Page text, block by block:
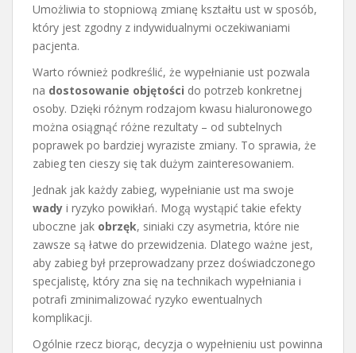
Umożliwia to stopniową zmianę kształtu ust w sposób,
który jest zgodny z indywidualnymi oczekiwaniami
pacjenta.
Warto również podkreślić, że wypełnianie ust pozwala
na dostosowanie objętości do potrzeb konkretnej
osoby. Dzięki różnym rodzajom kwasu hialuronowego
można osiągnąć różne rezultaty – od subtelnych
poprawek po bardziej wyraziste zmiany. To sprawia, że
zabieg ten cieszy się tak dużym zainteresowaniem.
Jednak jak każdy zabieg, wypełnianie ust ma swoje
wady i ryzyko powikłań. Mogą wystąpić takie efekty
uboczne jak obrzęk, siniaki czy asymetria, które nie
zawsze są łatwe do przewidzenia. Dlatego ważne jest,
aby zabieg był przeprowadzany przez doświadczonego
specjalistę, który zna się na technikach wypełniania i
potrafi zminimalizować ryzyko ewentualnych
komplikacji.
Ogólnie rzecz biorąc, decyzja o wypełnieniu ust powinna